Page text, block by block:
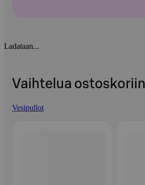
Ladataan...
Vaihtelua ostoskoriin
Vesipullot